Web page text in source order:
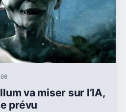
va miser sur l’IA,
prévu